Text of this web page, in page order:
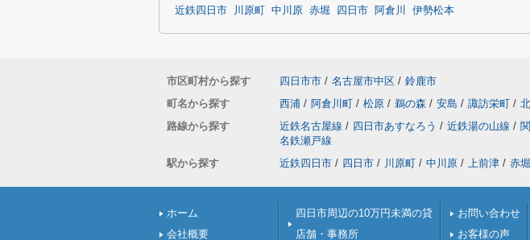
近鉄四日市 川原町 中川原 赤堀 四日市 阿倉川 伊勢松本
市区町村から探す 四日市市 / 名古屋市中区 / 鈴鹿市
町名から探す
西浦 / 阿倉川町 / 松原 / 鵜の森 / 安島 / 諏訪栄町 /
路線から探す
近鉄名古屋線 / 四日市あすなろう / 近鉄湯の山線 /
名鉄瀬戸線
駅から探す
近鉄四日市 / 四日市 / 川原町 / 中川原 / 上前津 / 赤堀
ホーム
会社概要
四日市周辺の10万円未満の貸
店舗・事務所
お問い合わせ
お客様の声